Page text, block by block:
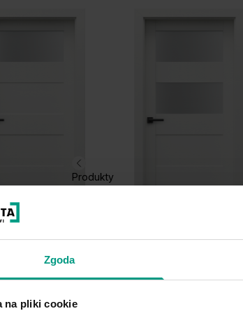
Zgoda
na pliki cookie
Produkty